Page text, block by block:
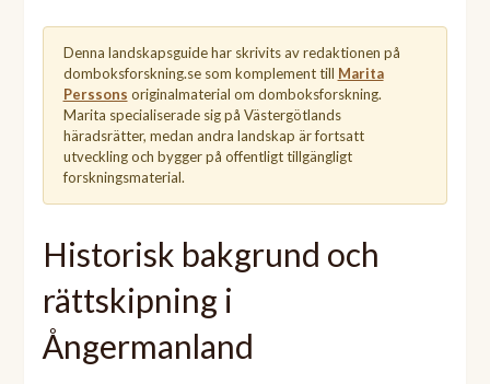
Denna landskapsguide har skrivits av redaktionen på
domboksforskning.se som komplement till Marita
Perssons originalmaterial om domboksforskning.
Marita specialiserade sig på Västergötlands
häradsrätter, medan andra landskap är fortsatt
utveckling och bygger på offentligt tillgängligt
forskningsmaterial.
Historisk bakgrund och
rättskipning i
Ångermanland